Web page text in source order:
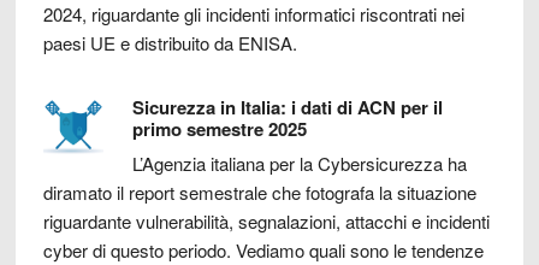
2024, riguardante gli incidenti informatici riscontrati nei
paesi UE e distribuito da ENISA.
Sicurezza in Italia: i dati di ACN per il
primo semestre 2025
L’Agenzia italiana per la Cybersicurezza ha
diramato il report semestrale che fotografa la situazione
riguardante vulnerabilità, segnalazioni, attacchi e incidenti
cyber di questo periodo. Vediamo quali sono le tendenze